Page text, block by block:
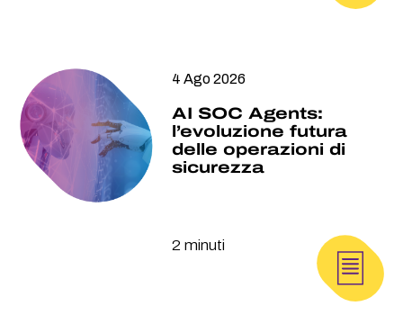
4 Ago 2026
AI SOC Agents:
l’evoluzione futura
delle operazioni di
sicurezza
2 minuti